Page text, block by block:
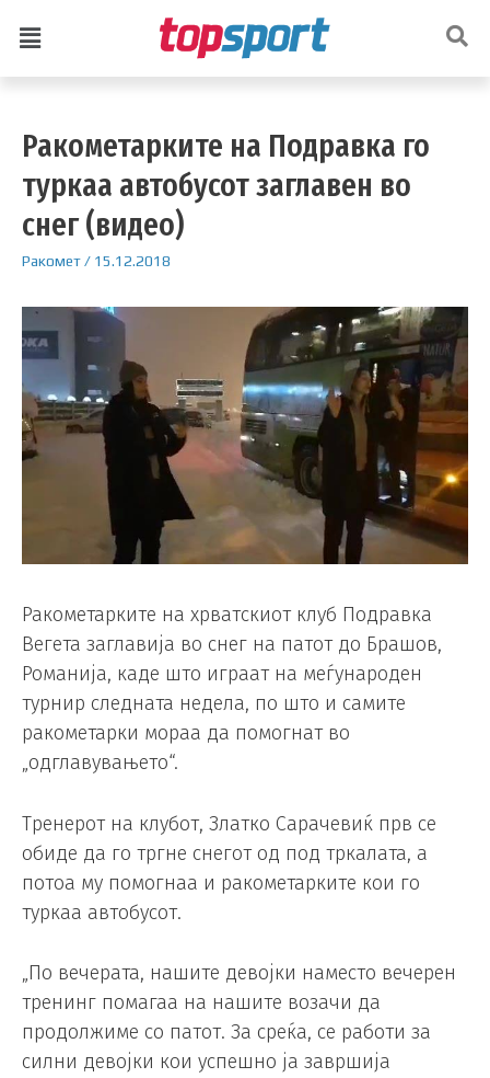
Ракометарките на Подравка го
туркаа автобусот заглавен во
снег (видео)
Ракомет/ 15.12.2018
Ракометарките на хрватскиот клуб Подравка
Вегета заглавија во снег на патот до Брашов,
Романија, каде што играат на меѓународен
турнир следната недела, по што и самите
ракометарки мораа да помогнат во
„одглавувањето“.
Тренерот на клубот, Златко Сарачевиќ прв се
обиде да го тргне снегот од под тркалата, а
потоа му помогнаа и ракометарките кои го
туркаа автобусот.
„По вечерата, нашите девојки наместо вечерен
тренинг помагаа на нашите возачи да
продолжиме со патот. За среќа, се работи за
силни девојки кои успешно ја завршија